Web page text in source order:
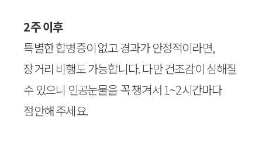
2주 이후
특별한 합병증이 없고 경과가 안정적이라면,
장거리 비행도 가능합니다. 다만 건조감이 심해질
수 있으니 인공눈물을 꼭 챙겨서 1~2시간마다
점안해 주세요.